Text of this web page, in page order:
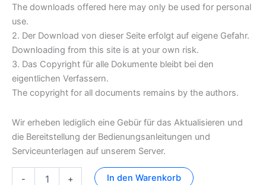
The downloads offered here may only be used for personal
use.
2. Der Download von dieser Seite erfolgt auf eigene Gefahr.
Downloading from this site is at your own risk.
3. Das Copyright für alle Dokumente bleibt bei den
eigentlichen Verfassern.
The copyright for all documents remains by the authors.
Wir erheben lediglich eine Gebür für das Aktualisieren und
die Bereitstellung der Bedienungsanleitungen und
Serviceunterlagen auf unserem Server.
- + In den Warenkorb